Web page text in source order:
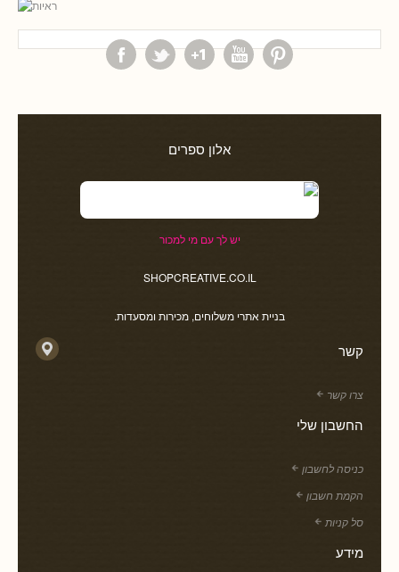
אלון ספרים
יש לך עם מי למכור
SHOPCREATIVE.CO.IL
בניית אתרי משלוחים, מכירות ומסעדות.
קשר
צרו קשר
החשבון שלי
כניסה לחשבון
הקמת חשבון
סל קניות
מידע